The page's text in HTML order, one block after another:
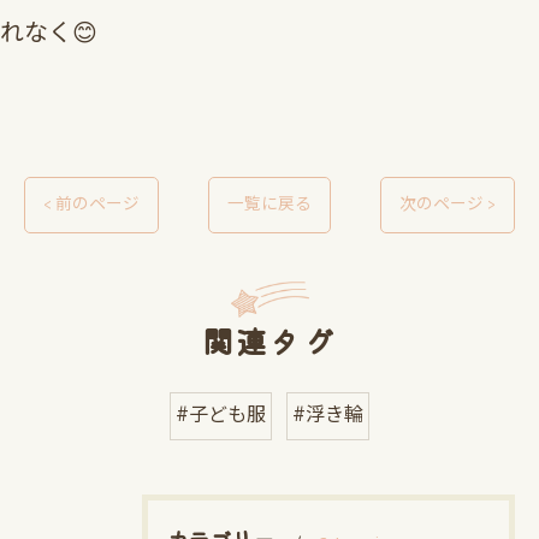
れなく😊
< 前のページ 一覧に戻る 次のページ >
関連タグ
#子ども服 #浮き輪